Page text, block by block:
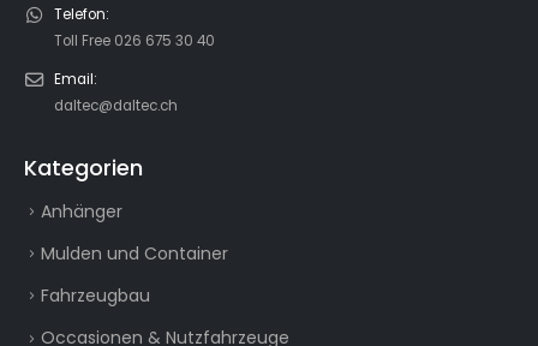
Telefon:
Toll Free 026 675 30 40
Email:
daltec@daltec.ch
Kategorien
Anhänger
Mulden und Container
Fahrzeugbau
Occasionen & Nutzfahrzeuge